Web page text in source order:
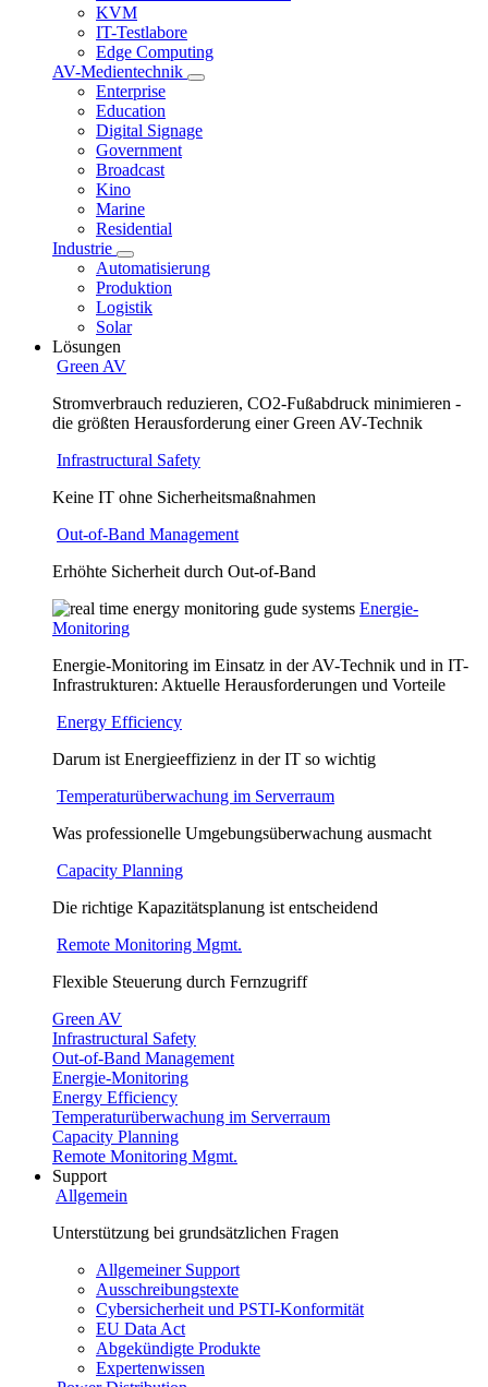
KVM
IT-Testlabore
Edge Computing
AV-Medientechnik
Enterprise
Education
Digital Signage
Government
Broadcast
Kino
Marine
Residential
Industrie
Automatisierung
Produktion
Logistik
Solar
Lösungen
Green AV
Stromverbrauch reduzieren, CO2-Fußabdruck minimieren -
die größten Herausforderung einer Green AV-Technik
Infrastructural Safety
Keine IT ohne Sicherheitsmaßnahmen
Out-of-Band Management
Erhöhte Sicherheit durch Out-of-Band
Energie-
Monitoring
Energie-Monitoring im Einsatz in der AV-Technik und in IT-
Infrastrukturen: Aktuelle Herausforderungen und Vorteile
Energy Efficiency
Darum ist Energieeffizienz in der IT so wichtig
Temperaturüberwachung im Serverraum
Was professionelle Umgebungsüberwachung ausmacht
Capacity Planning
Die richtige Kapazitätsplanung ist entscheidend
Remote Monitoring Mgmt.
Flexible Steuerung durch Fernzugriff
Green AV
Infrastructural Safety
Out-of-Band Management
Energie-Monitoring
Energy Efficiency
Temperaturüberwachung im Serverraum
Capacity Planning
Remote Monitoring Mgmt.
Support
Allgemein
Unterstützung bei grundsätzlichen Fragen
Allgemeiner Support
Ausschreibungstexte
Cybersicherheit und PSTI-Konformität
EU Data Act
Abgekündigte Produkte
Expertenwissen